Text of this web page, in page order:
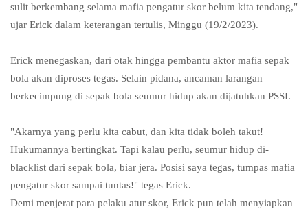
sulit berkembang selama mafia pengatur skor belum kita tendang,"
ujar Erick dalam keterangan tertulis, Minggu (19/2/2023).
Erick menegaskan, dari otak hingga pembantu aktor mafia sepak
bola akan diproses tegas. Selain pidana, ancaman larangan
berkecimpung di sepak bola seumur hidup akan dijatuhkan PSSI.
"Akarnya yang perlu kita cabut, dan kita tidak boleh takut!
Hukumannya bertingkat. Tapi kalau perlu, seumur hidup di-
blacklist dari sepak bola, biar jera. Posisi saya tegas, tumpas mafia
pengatur skor sampai tuntas!" tegas Erick.
Demi menjerat para pelaku atur skor, Erick pun telah menyiapkan